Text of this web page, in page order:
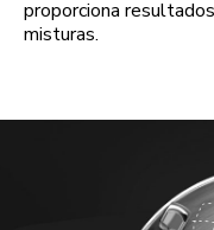
proporciona
misturas.